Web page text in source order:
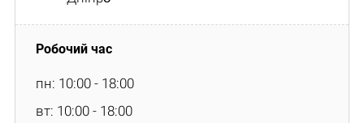
пн: 10:00 - 18:00
вт: 10:00 - 18:00